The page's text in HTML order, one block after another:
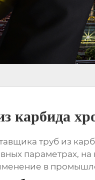
карбида
труб из
параметрах,
в